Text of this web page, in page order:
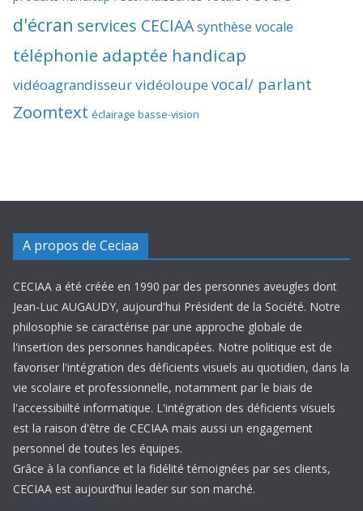
d'écran services CECIAAsynthèse vocale
téléphonie adaptée handicap
vidéoagrandisseurvidéoloupevocal/ parlant
Zoomtext éclairage basse-vision
A propos de Ceciaa
CECIAA a été créée en 1990 par des personnes aveugles dont
Jean-Luc AUGAUDY, aujourd'hui Président de la Société. Notre
philosophie se caractérise par une approche globale de
l'insertion des personnes handicapées. Notre politique est de
favoriser l'intégration des déficients visuels au quotidien, dans la
vie scolaire et professionnelle, notamment par le biais de
l'accessibiilté informatique. L'intégration des déficients visuels
est la raison d'être de CECIAA mais aussi un engagement
personnel de toutes les équipes.
Grâce à la confiance et la fidélité témoignées par ses clients,
CECIAA est aujourd’hui leader sur son marché.